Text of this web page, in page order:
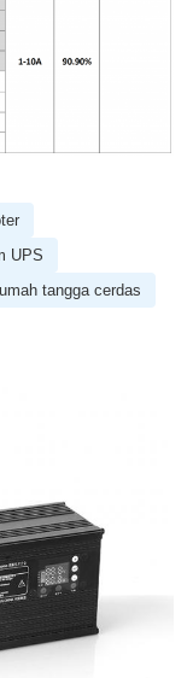
UPS
tangga cerdas